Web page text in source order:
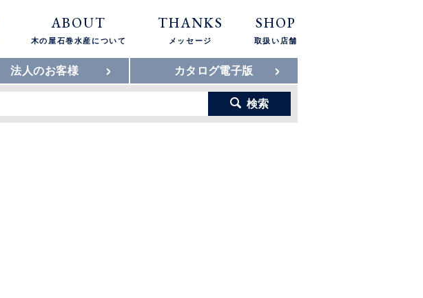
ABOUT
木の屋石巻水産について
THANKS
メッセージ
SHOP
取扱い店舗
法人のお客様 カタログ電子版
検索